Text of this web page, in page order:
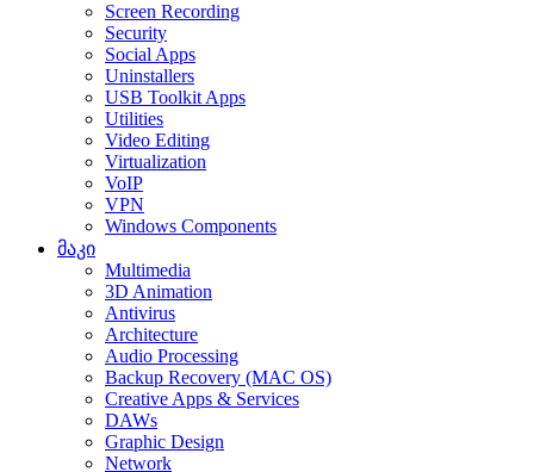
Screen Recording
Security
Social Apps
Uninstallers
USB Toolkit Apps
Utilities
Video Editing
Virtualization
VoIP
VPN
Windows Components
მაკი
Multimedia
3D Animation
Antivirus
Architecture
Audio Processing
Backup Recovery (MAC OS)
Creative Apps & Services
DAWs
Graphic Design
Network